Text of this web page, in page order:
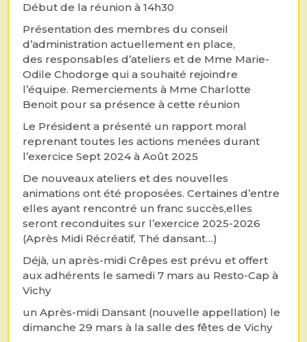
Début de la réunion à 14h30
Présentation des membres du conseil
d’administration actuellement en place,
des responsables d’ateliers et de Mme Marie-
Odile Chodorge qui a souhaité rejoindre
l’équipe. Remerciements à Mme Charlotte
Benoit pour sa présence à cette réunion
Le Président a présenté un rapport moral
reprenant toutes les actions menées durant
l’exercice Sept 2024 à Août 2025
De nouveaux ateliers et des nouvelles
animations ont été proposées. Certaines d’entre
elles ayant rencontré un franc succès,elles
seront reconduites sur l’exercice 2025-2026
(Après Midi Récréatif, Thé dansant…)
Déjà, un après-midi Crêpes est prévu et offert
aux adhérents le samedi 7 mars au Resto-Cap à
Vichy
un Après-midi Dansant (nouvelle appellation) le
dimanche 29 mars à la salle des fêtes de Vichy